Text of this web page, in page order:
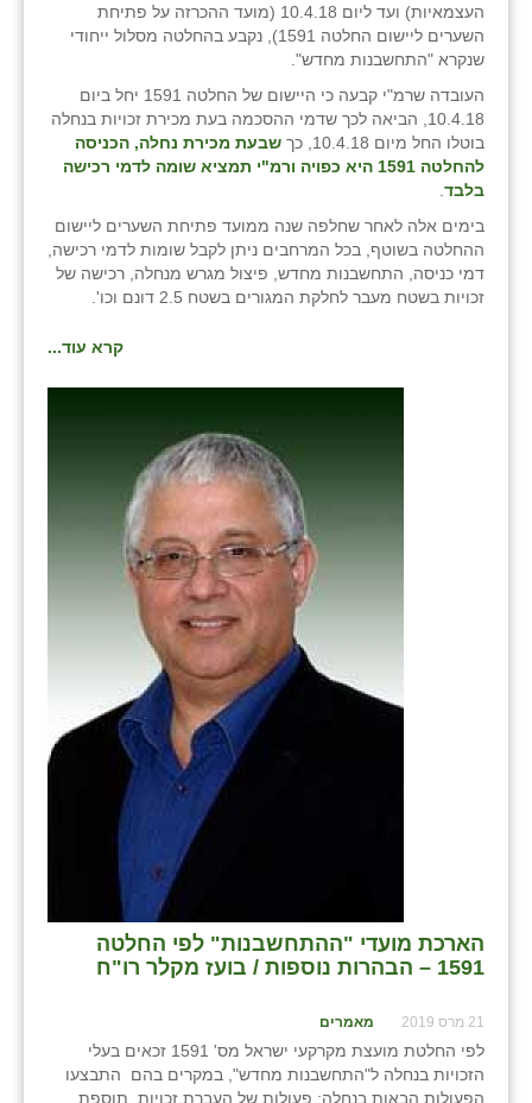
העצמאיות) ועד ליום 10.4.18 (מועד ההכרזה על פתיחת
השערים ליישום החלטה 1591), נקבע בהחלטה מסלול ייחודי
שנקרא "התחשבנות מחדש".
העובדה שרמ"י קבעה כי היישום של החלטה 1591 יחל ביום
10.4.18, הביאה לכך שדמי ההסכמה בעת מכירת זכויות בנחלה
בוטלו החל מיום 10.4.18, כך
שבעת מכירת נחלה, הכניסה
להחלטה 1591 היא כפויה ורמ"י תמציא שומה לדמי רכישה
בלבד
בימים אלה לאחר שחלפה שנה ממועד פתיחת השערים ליישום
ההחלטה בשוטף, בכל המרחבים ניתן לקבל שומות לדמי רכישה,
דמי כניסה, התחשבנות מחדש, פיצול מגרש מנחלה, רכישה של
זכויות בשטח מעבר לחלקת המגורים בשטח 2.5 דונם וכו'.
קרא עוד...
הארכת מועדי "ההתחשבנות" לפי החלטה
1591 – הבהרות נוספות / בועז מקלר רו"ח
21 מרס 2019 מאמרים
לפי החלטת מועצת מקרקעי ישראל מס' 1591 זכאים בעלי
הזכויות בנחלה ל"התחשבנות מחדש", במקרים בהם התבצעו
הפעולות הבאות בנחלה: פעולות של העברת זכויות, תוספת